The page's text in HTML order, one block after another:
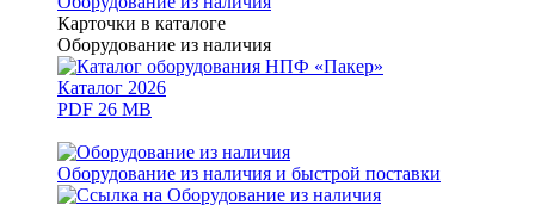
Карточки в каталоге
Оборудование из наличия
Каталог 2026
PDF 26 MB
Оборудование из наличия и быстрой поставки